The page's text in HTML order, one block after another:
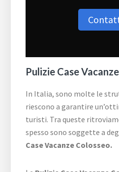
Pulizie Case
In Italia, sono molte le
riescono a garantire
turisti. Tra queste
spesso sono soggette a
Case Vacanze Colosseo.